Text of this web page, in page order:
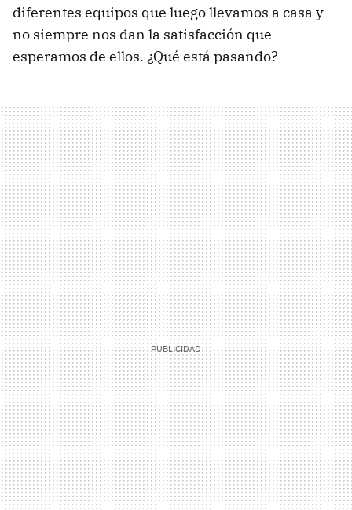
diferentes equipos que luego llevamos a casa y
no siempre nos dan la satisfacción que
esperamos de ellos. ¿Qué está pasando?